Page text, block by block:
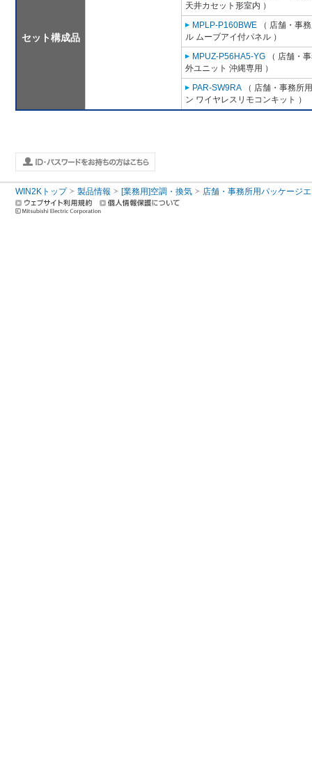
セット構成品
天井カセット形室内 ）
MPLP-P160BWE （ 店舗・事
ル ムーブアイ付パネル ）
MPUZ-P56HA5-YG （ 店舗・
外ユニット 沖縄専用 ）
PAR-SW9RA （ 店舗・事務所
ン ワイヤレスリモコンキット ）
WIN2Kトップ 製品情報 [業務用]空調・換気 店舗・事務所用パッケージ